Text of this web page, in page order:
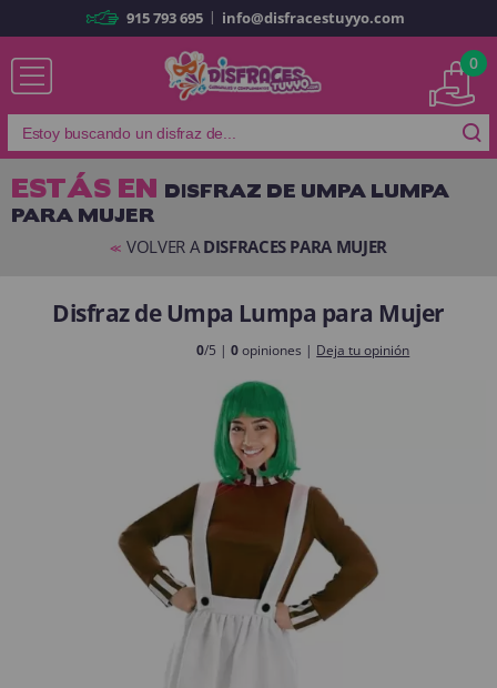
Ya soy cliente
Recordarme ¿Olvidó su contraseña?
Es mi primera vez
Soy nuevo
disfracestuyyo.com
compras rápidamente en nuestra tienda virtual, revisar el estado de tus
pedidos y consultar tus operaciones anteriores.
¡Adelante! Te estabamos esperando.
CREAR CUENTA
915 793 695 | info@disfracestuyyo.com
0
ESTÁS EN DISFRAZ DE UMPA LUMPA
PARA MUJER
<< VOLVER ADISFRACES PARA MUJER
Disfraz de Umpa Lumpa para Mujer
0/5 |0opiniones | Deja tu opinión